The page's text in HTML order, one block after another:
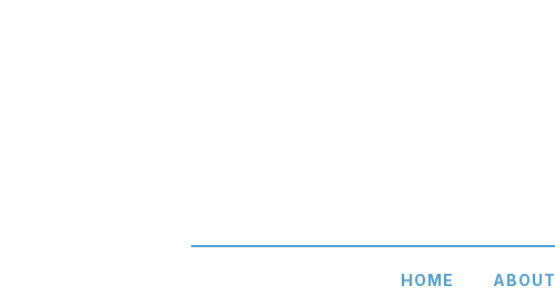
HOME ABOUT